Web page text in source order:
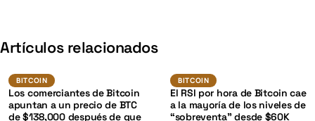
Artículos relacionados
BITCOIN BTC K
BITCOIN
Los comerciantes de Bitcoin
apuntan a un precio de BTC
de $138,000 después de que
BITCOIN
BITCOIN
El RSI por hora de Bitcoin cae
a la mayoría de los niveles de
“sobreventa” desde $60K